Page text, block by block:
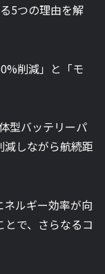
5つの理由を解
削減」と「モ
型バッテリーパ
減しながら航続距
ルギー効率が向
で、さらなるコ